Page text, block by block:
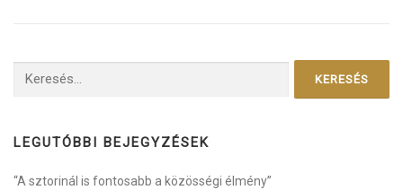
LEGUTÓBBI BEJEGYZÉSEK
“A sztorinál is fontosabb a közösségi élmény”